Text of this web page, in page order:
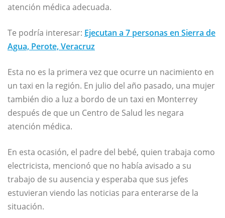
atención médica adecuada.
Te podría interesar: Ejecutan a 7 personas en Sierra de
Agua, Perote, Veracruz
Esta no es la primera vez que ocurre un nacimiento en
un taxi en la región. En julio del año pasado, una mujer
también dio a luz a bordo de un taxi en Monterrey
después de que un Centro de Salud les negara
atención médica.
En esta ocasión, el padre del bebé, quien trabaja como
electricista, mencionó que no había avisado a su
trabajo de su ausencia y esperaba que sus jefes
estuvieran viendo las noticias para enterarse de la
situación.